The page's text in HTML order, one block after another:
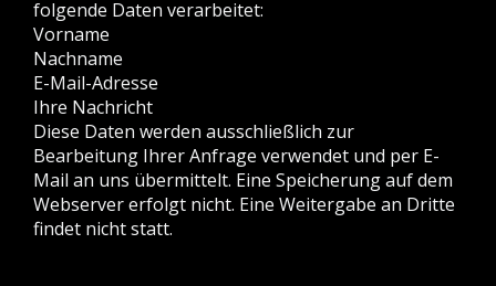
folgende Daten verarbeitet:
Vorname
Nachname
E-Mail-Adresse
Ihre Nachricht
Diese Daten werden ausschließlich zur
Bearbeitung Ihrer Anfrage verwendet und per E-
Mail an uns übermittelt. Eine Speicherung auf dem
Webserver erfolgt nicht. Eine Weitergabe an Dritte
findet nicht statt.